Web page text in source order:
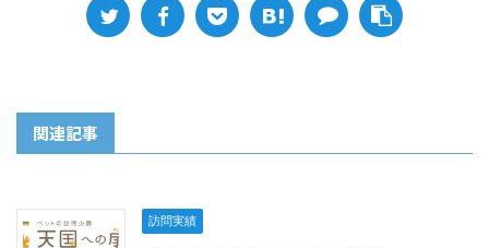
関連記事
訪問実績